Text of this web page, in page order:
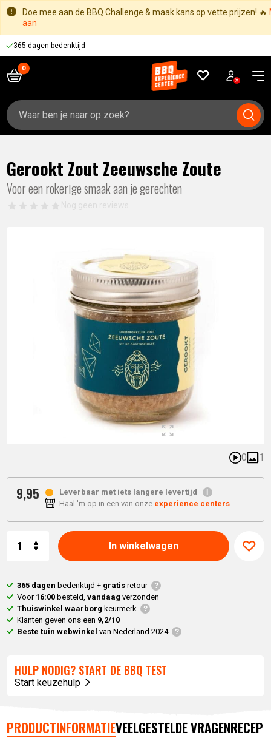
Doe mee aan de BBQ Challenge & maak kans op vette prijzen! 🔥
aan
365 dagen bedenktijd
Zoeken
naar:
Gerookt Zout Zeeuwsche Zoute
Voor een rokerige smaak aan je gerechten
0 1
9,95
Leverbaar met iets langere levertijd
Haal 'm op in een van onze experience centers
In winkelwagen
365 dagen bedenktijd + gratisretour
Voor 16:00 besteld,vandaag verzonden
Thuiswinkel waarborg keurmerk
Klanten geven ons een 9,2/10
Beste tuin webwinkel van Nederland 2024
HULP NODIG? START DE BBQ TEST
Start keuzehulp
PRODUCTINFORMATIEVEELGESTELDE VRAGEN